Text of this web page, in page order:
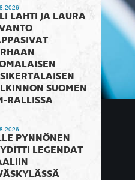
LAHTI JA LAURA
SUOMEN
RALLISSA
PYNNÖNEN
LEGENDAT